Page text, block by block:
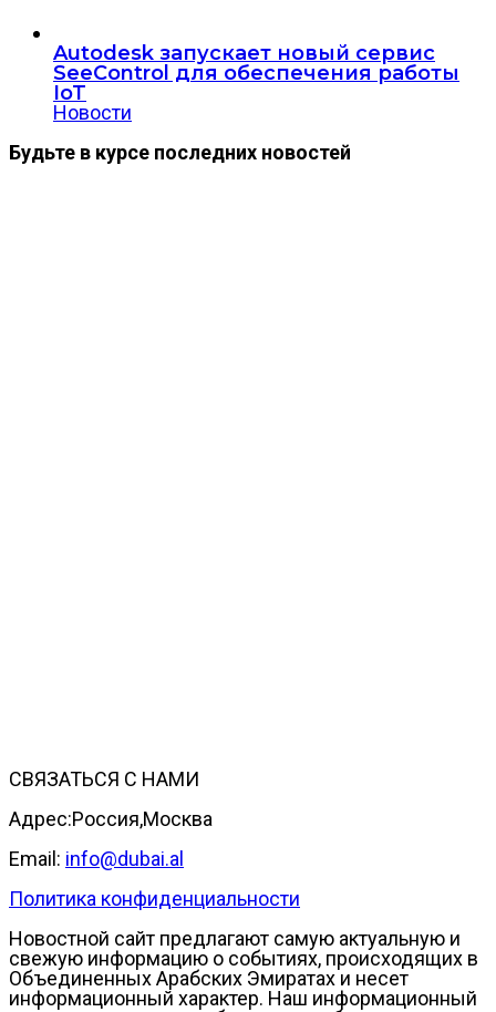
Autodesk запускает новый сервис
SeeControl для обеспечения работы
IoT
Новости
Будьте в курсе последних новостей
СВЯЗАТЬСЯ С НАМИ
Адрес:Россия,Москва
Email: info@dubai.al
Политика конфиденциальности
Новостной сайт предлагают самую актуальную и
свежую информацию о событиях, происходящих в
Объединенных Арабских Эмиратах и несет
информационный характер. Наш информационный